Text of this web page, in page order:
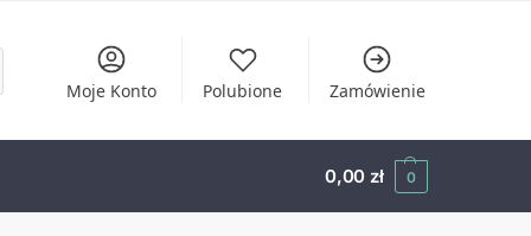
Moje Konto Polubione Zamówienie
0,00 zł 0